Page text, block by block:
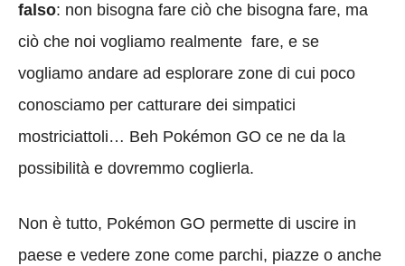
falso: non bisogna fare ciò che bisogna fare, ma
ciò che noi vogliamo realmente fare, e se
vogliamo andare ad esplorare zone di cui poco
conosciamo per catturare dei simpatici
mostriciattoli… Beh Pokémon GO ce ne da la
possibilità e dovremmo coglierla.
Non è tutto, Pokémon GO permette di uscire in
paese e vedere zone come parchi, piazze o anche